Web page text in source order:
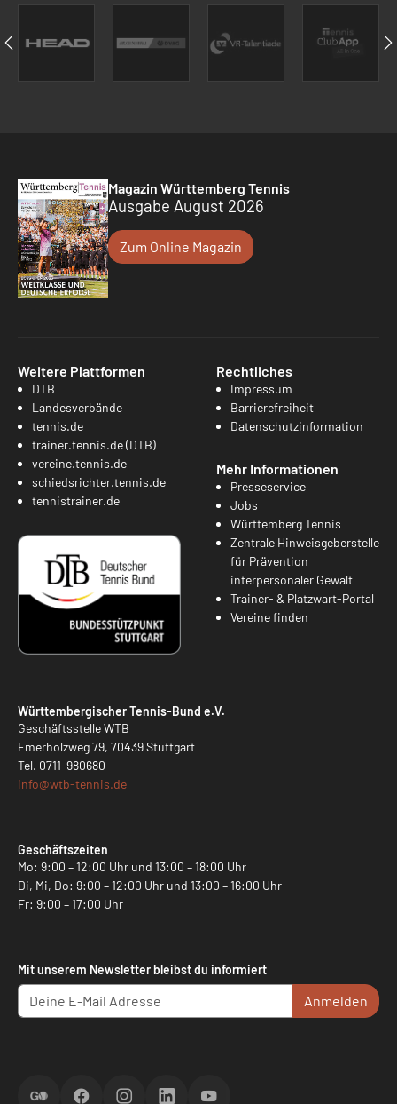
Magazin Württemberg Tennis
Ausgabe August 2026
Zum Online Magazin
Weitere Plattformen
DTB
Landesverbände
tennis.de
trainer.tennis.de (DTB)
vereine.tennis.de
schiedsrichter.tennis.de
tennistrainer.de
Rechtliches
Impressum
Barrierefreiheit
Datenschutzinformation
Mehr Informationen
Presseservice
Jobs
Württemberg Tennis
Zentrale Hinweisgeberstelle
für Prävention
interpersonaler Gewalt
Trainer- & Platzwart-Portal
Vereine finden
Württembergischer Tennis-Bund e.V.
Geschäftsstelle WTB
Emerholzweg 79, 70439 Stuttgart
Tel. 0711-980680
info@wtb-tennis.de
Geschäftszeiten
Mo: 9:00 – 12:00 Uhr und 13:00 – 18:00 Uhr
Di, Mi, Do: 9:00 – 12:00 Uhr und 13:00 – 16:00 Uhr
Fr: 9:00 – 17:00 Uhr
Mit unserem Newsletter bleibst du informiert
Anmelden